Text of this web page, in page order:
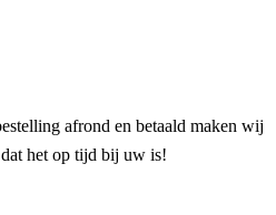
afrond en betaald maken wij
het op tijd bij uw is!